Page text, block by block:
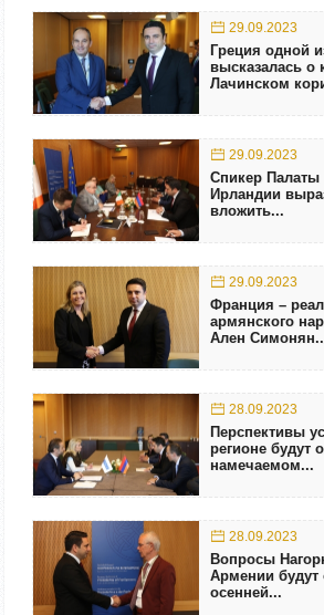
29.09.2023
Греция одной
высказалась о
Лачинском
29.09.2023
Спикер Палаты
Ирландии
вложить...
29.09.2023
Франция –
армянского
Ален
28.09.2023
Перспективы
регионе будут
намечаемом...
28.09.2023
Вопросы
Армении будут
осенней...